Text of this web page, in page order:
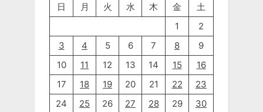
日
月 火 水 木 金
土
1
2
3
4 5 6 7 8
9
10
11 12 13 14 15
16
17
18 19 20 21 22
23
24
25 26 27 28 29
30